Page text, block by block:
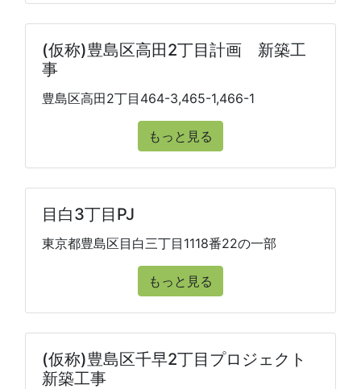
(仮称)豊島区高田2丁目計画 新築工
事
豊島区高田2丁目464-3,465-1,466-1
もっと見る
目白3丁目PJ
東京都豊島区目白三丁目1118番22の一部
もっと見る
(仮称)豊島区千早2丁目プロジェクト
新築工事